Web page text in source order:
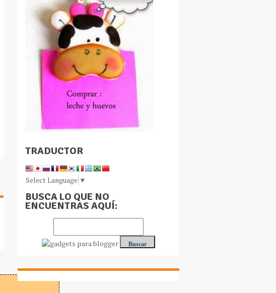
TRADUCTOR
Select Language ▼
BUSCA LO QUE NO
ENCUENTRAS AQUÍ: